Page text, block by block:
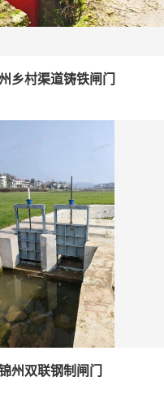
乡村渠道铸铁闸门
州双联钢制闸门